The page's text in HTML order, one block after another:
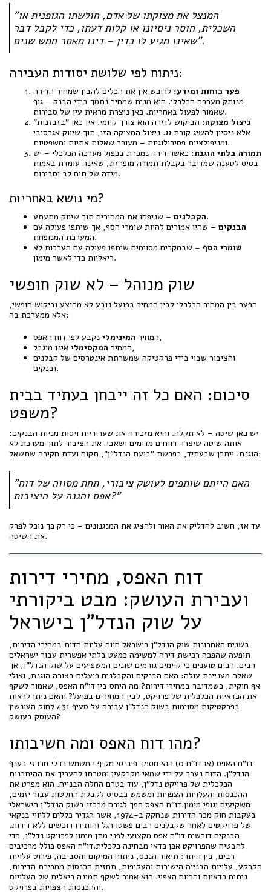
"המנצל את מצוקתו של אדם, חולשתו הגופנית או
השכלית, חוסר ניסיונו או קלות דעתו, כדי לקבל דבר
שאינו מגיע לו כדין – דינו מאסר חמש שנים".
ניתוח לפי שלושת יסודות העבירה:
פער כוחות ומידע: לרוכש אין את הכלים להבין שמחיר הדירה
מנותק מערכה הכלכלי. הוא מניח שמחיר נתמך בידי הבנק – גוף
שאמור לפעול באחריות. כאן נוצרת מראית עין של סבירות.
ניצול מצוקה: הביקוש לדירה הוא צורך קיומי. אין כאן "בזבזנות"
אלא ניסיון להשיג קורת גג. ניצול המצוקה הזו, תוך שיווק אגרסיבי
ומניפולציות פסיכולוגיות – מעורר שאלות אתיות ומשפטיות.
תמורה בלתי הוגנת: כאשר דירה נמכרת בכפול מערכה הכלכלי – יש
בסיס לטענה שמדובר בקבלת תמורה מופרזת, שאינה עומדת באמות
מידה של תום לב וסבירות.
מי נושא באחריות?
הקבלנים– שניפחו את המחירים תוך שיווק מתעתע.
הבנקים – שהיו אמורים להיות שומרי הסף, אך שיתפו פעולה עם
המערכת המנופחת.
שומרי הסף – שבמקרים מסוימים שיתפו פעולה עם הערכות לא
ריאליות כדי לאשר מימון.
שוק מנוהל – לא שוק חופשי
הפער בין המחיר הכלכלי לבין המחיר בפועל נובע לא מהיצע וביקוש חופשי,
אלא ממערכת בה:
המחיר המינימלי
נקבע לפי דוח האפס,
המחיר המקסימלי
אינו מוגבל,
והציבור שבוי בידי פרקטיקה שמשרתת אינטרסים של קבלנים
ובנקים.
סיכום: האם כל זה ייבחן בעתיד בבית
משפט?
יש כאן שיטה – לא תקלה. והיא מזכירה את שערוריית ויסות מניות הבנקים:
אותה שיטה שיצרה רווחים מדומים ושאבה את הציבור לתוך מערכת לא
הוגנת. ייתכן שבעתיד, בפרשת "בועת הנדל"ן", תקום ועדת חקירה שתשאל:
"האם הייתם שותפים לעושק ציבורי, תחת מסווה של דוח
אפס והגנה על היציבות?"
עד אז, חשוב להדליק את האור ולהציג את המנגנונים – כי רק כך נוכל לפרק
את השיטה.
דוח האפס, מחירי דירות
ועבירת העושק: מבט ביקורתי
על שוק הנדל"ן בישראל
בשנים האחרונות שוק הנדל"ן בישראל חווה עליות חדות במחירי הדירות,
תופעה שהפכה רכישת דירה למשימה כמעט בלתי אפשרית עבור ישראלים
רבים. רבים טוענים כי קיימים גורמים שונים המשפיעים על שוק הנדל"ן, אך
שאלה מעניינת עולה: האם הבנקים והקבלנים פועלים בצורה הוגנת, ואולי
אף חוקית, כשמדובר במחירי דירות? מה היחס בין דו"ח האפס, שאמור לשקף
את הכדאיות הכלכלית של פרויקט, לבין המחירים בפועל? והאם ניתן לראות
בפרקטיקות מסוימות בשוק הנדל"ן עבירה על סעיף 431 לחוק העונשין
העוסק בעושק?
מהו דוח האפס ומה חשיבותו?
דו"ח האפס (או דו"ח 0) הוא מסמך פיננסי מקיף המשמש ככלי מרכזי בענף
הנדל"ן. הדוח נערך על ידי שמאי מקרקעין ומטרתו להעריך את ההיתכנות
הכלכלית של פרויקט נדל"ן, עוד בטרם החלה הבנייה. הוא מפרט את
ההכנסות והעלויות הצפויות ומשמש כבסיס לקבלת החלטות עבור יזמים,
משקיעים וגופי מימון.דו"ח האפס הפך לגורם מרכזי בשוק הנדל"ן הישראלי
בעקבות חוק מכר הדירות שנחקק ב-1974, אשר הגדיר כללים לליווי בנקאי
של פרויקטים לאחר שקבלנים רבים פשטו רגל והותירו רוכשים ללא דירות.
הבנקים דורשים דו"ח אפס מקצועי לפני מתן מימון לפרויקט נדל"ן, כדי
להבטיח שהפרויקט אכן כדאי מבחינה כלכלית.דו"ח האפס כולל מרכיבים
רבים, בין היתר: תיאור הנכס, ניתוח המיקום והסביבה, פירוט עלויות
הקרקע, עלויות הבנייה הישירות והעקיפות, תחזית הכנסות ממכירת הדירות,
ניתוח כדאיות והרווח הצפוי. הוא אמור לשקף תמונה ריאלית של העלויות
וההכנסות הצפויות בפרויקט.